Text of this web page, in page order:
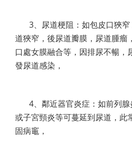
3、尿道梗阻：如包皮口狹
道狹窄，後尿道瓣膜，尿道腫瘤
口處女膜融合等，因排尿不暢，
發尿道感染，
4、鄰近器官炎症：如前列
或子宮頸炎等可蔓延到尿道，此
固病竈，